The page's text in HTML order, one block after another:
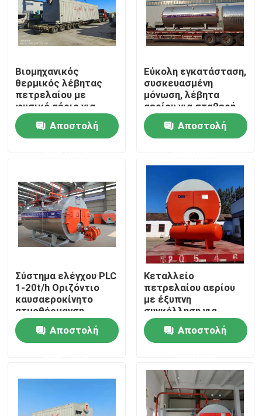
Σπίτι
Προϊόντα
Περίπου εμείς
Γύρος εργοστασίων
Μας ελάτε σε επαφή με
Ειδήσεις
Λέβητας πετρελαίου αερίου
Βιομηχανικός
θερμικός λέβητας
πετρελαίου με
φυσικό αέριο για
διαδικασίες υψηλής
θερμοκρασίας
Αποστολή
Εύκολη εγκατάσταση,
συσκευασμένη
μόνωση, λέβητα
αερίου για σταθερή
λειτουργία
Αποστολή
Σύστημα ελέγχου PLC
1-20t/h Οριζόντιο
καυσαεροκίνητο
ατμοθέρμανση
Αποστολή
Κεταλλείο
πετρελαίου αερίου
με έξυπνη
συγκόλληση για
ακριβή κατασκευή
και διασφάλιση
Αποστολή